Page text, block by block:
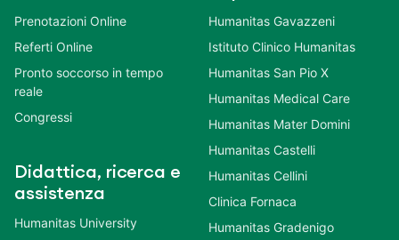
Prenotazioni Online
Referti Online
Pronto soccorso in tempo
reale
Congressi
Didattica, ricerca e
assistenza
Humanitas University
Humanitas Gavazzeni
Istituto Clinico Humanitas
Humanitas San Pio X
Humanitas Medical Care
Humanitas Mater Domini
Humanitas Castelli
Humanitas Cellini
Clinica Fornaca
Humanitas Gradenigo